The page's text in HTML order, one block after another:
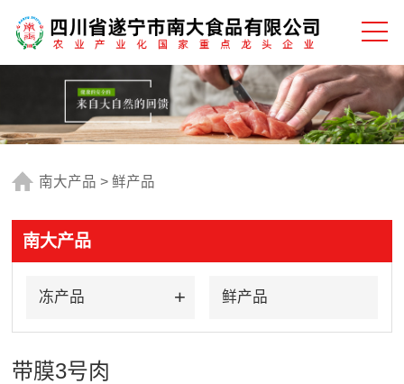
南大产品 >鲜产品
南大产品
冻产品 鲜产品
带膜3号肉